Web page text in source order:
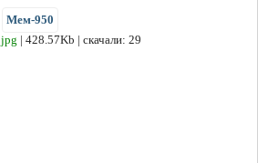
Мем-950
jpg | 428.57Kb | скачали: 29